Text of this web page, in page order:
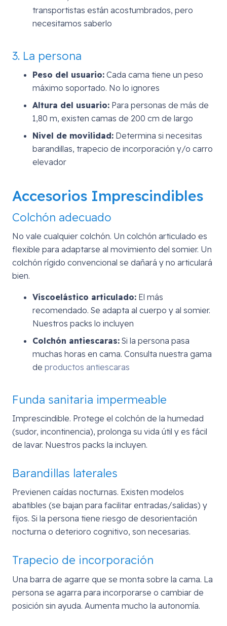
transportistas están acostumbrados, pero
necesitamos saberlo
3. La persona
Peso del usuario: Cada cama tiene un peso
máximo soportado. No lo ignores
Altura del usuario: Para personas de más de
1,80 m, existen camas de 200 cm de largo
Nivel de movilidad: Determina si necesitas
barandillas, trapecio de incorporación y/o carro
elevador
Accesorios Imprescindibles
Colchón adecuado
No vale cualquier colchón. Un colchón articulado es
flexible para adaptarse al movimiento del somier. Un
colchón rígido convencional se dañará y no articulará
bien.
Viscoelástico articulado: El más
recomendado. Se adapta al cuerpo y al somier.
Nuestros packs lo incluyen
Colchón antiescaras: Si la persona pasa
muchas horas en cama. Consulta nuestra gama
de productos antiescaras
Funda sanitaria impermeable
Imprescindible. Protege el colchón de la humedad
(sudor, incontinencia), prolonga su vida útil y es fácil
de lavar. Nuestros packs la incluyen.
Barandillas laterales
Previenen caídas nocturnas. Existen modelos
abatibles (se bajan para facilitar entradas/salidas) y
fijos. Si la persona tiene riesgo de desorientación
nocturna o deterioro cognitivo, son necesarias.
Trapecio de incorporación
Una barra de agarre que se monta sobre la cama. La
persona se agarra para incorporarse o cambiar de
posición sin ayuda. Aumenta mucho la autonomía.